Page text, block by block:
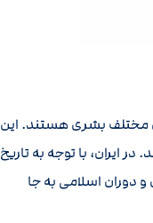
مختلف بشری هستند. این
ایران، با توجه به تاریخ
دوران اسلامی به جا